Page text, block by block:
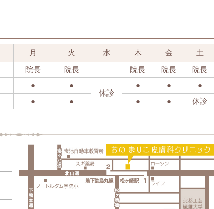
月 火 水 木 金
土
院長 院長 院長 院長
院長
●
●
休診
● ●
●
● ● ● ● 休診